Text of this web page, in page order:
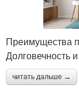
Преимущества
Долговечность
читать дальше →